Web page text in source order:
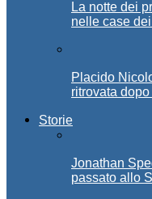
La notte dei
nelle case
Placido
ritrovata
Storie
Jonathan
passato allo